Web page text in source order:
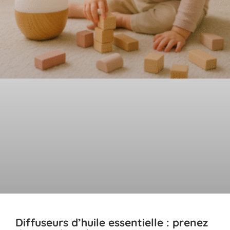
Diffuseurs d’huile essentielle : prenez